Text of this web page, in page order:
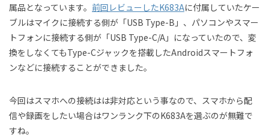
属品となっています。 前回レビューしたK683Aに付属していたケー
ブルはマイクに接続する側が「USB Type-B」、パソコンやスマー
トフォンに接続する側が「USB Type-C/A」になっていたので、変
換をしなくてもType-Cジャックを搭載したAndroidスマートフォ
ンなどに接続することができました。
今回はスマホへの接続はは非対応という事なので、スマホから配
信や録画をしたい場合はワンランク下のK683Aを選ぶのが無難で
すね。